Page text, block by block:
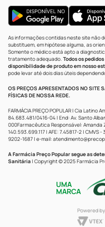
As informações contidas neste site não
substituem, em hipótese alguma, as
Somente o médico está apto a
tratamento adequado. Todos os
disponibilidade de produto em nosso
pode levar até dois dias úteis
OS PREÇOS APRESENTADOS NO SITE
FÍSICAS DE NOSSA REDE.
FARMÁCIA PREÇO POPULAR | Cia
84.683.481/0416-04 | End: Av. Santo
000Farmacêutica Responsável: Amanda
140.593.699.117 | AFE: 7.45817-2 |
9202-1687 | e-mail:
A Farmácia Preço Popular segue as
Sanitária | Copyright © 2025 Farmácia
UMA
MARCA
Powered by